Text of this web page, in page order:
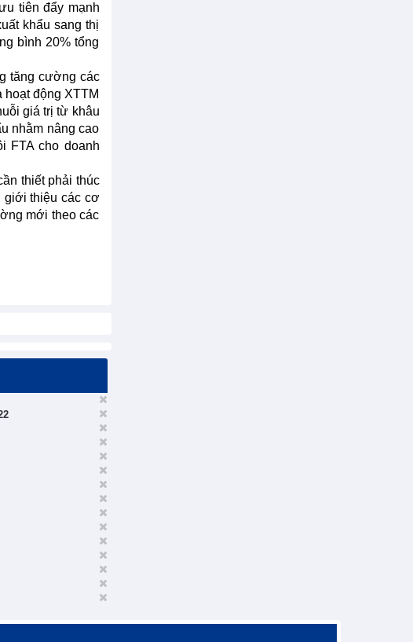
tiên đẩy mạnh
khẩu sang thị
bình 20% tổng
tăng cường các
hoạt động XTTM
giá trị từ khâu
nhằm nâng cao
FTA cho doanh
thiết phải thúc
giới thiệu các cơ
mới theo các